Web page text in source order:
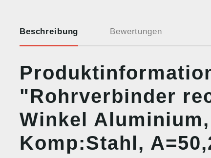
Beschreibung Bewertungen
"Rohrverbinder
Winkel Aluminium,
Komp:Stahl,